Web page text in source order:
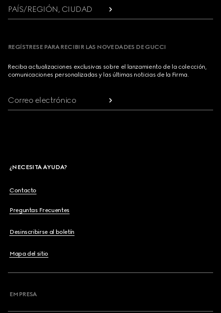
PAÍS/REGIÓN, CIUDAD
REGÍSTRESE PARA RECIBIR LAS NOVEDADES DE GUCCI
Reciba actualizaciones exclusivas sobre el lanzamiento de la colección,
comunicaciones personalizadas y las últimas noticias de la Firma.
Correo electrónico
¿NECESITA AYUDA?
Contacto
Preguntas Frecuentes
Desinscribirse al boletín
Mapa del sitio
EMPRESA